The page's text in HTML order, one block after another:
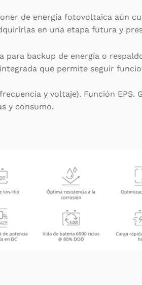
de energía fotovoltaica aún
en una etapa futura y
backup de energía o
que permite seguir
y voltaje). Función
y consumo.